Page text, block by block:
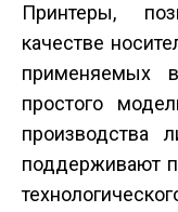
Принтеры,
качестве
применяемых
простого
производства
поддерживают